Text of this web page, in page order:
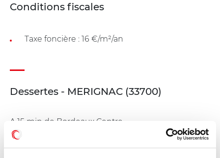
Conditions fiscales
Taxe foncière : 16 €/m²/an
Dessertes - MERIGNAC (33700)
A 15 min de Bordeaux Centre
Proximité du Centre Commercial de Mérignac